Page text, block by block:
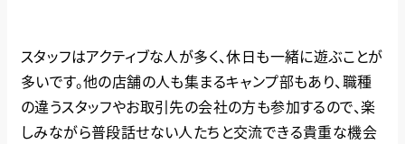
スタッフはアクティブな人が多く、休日も一緒に遊ぶことが
多いです。他の店舗の人も集まるキャンプ部もあり、職種
の違うスタッフやお取引先の会社の方も参加するので、楽
しみながら普段話せない人たちと交流できる貴重な機会